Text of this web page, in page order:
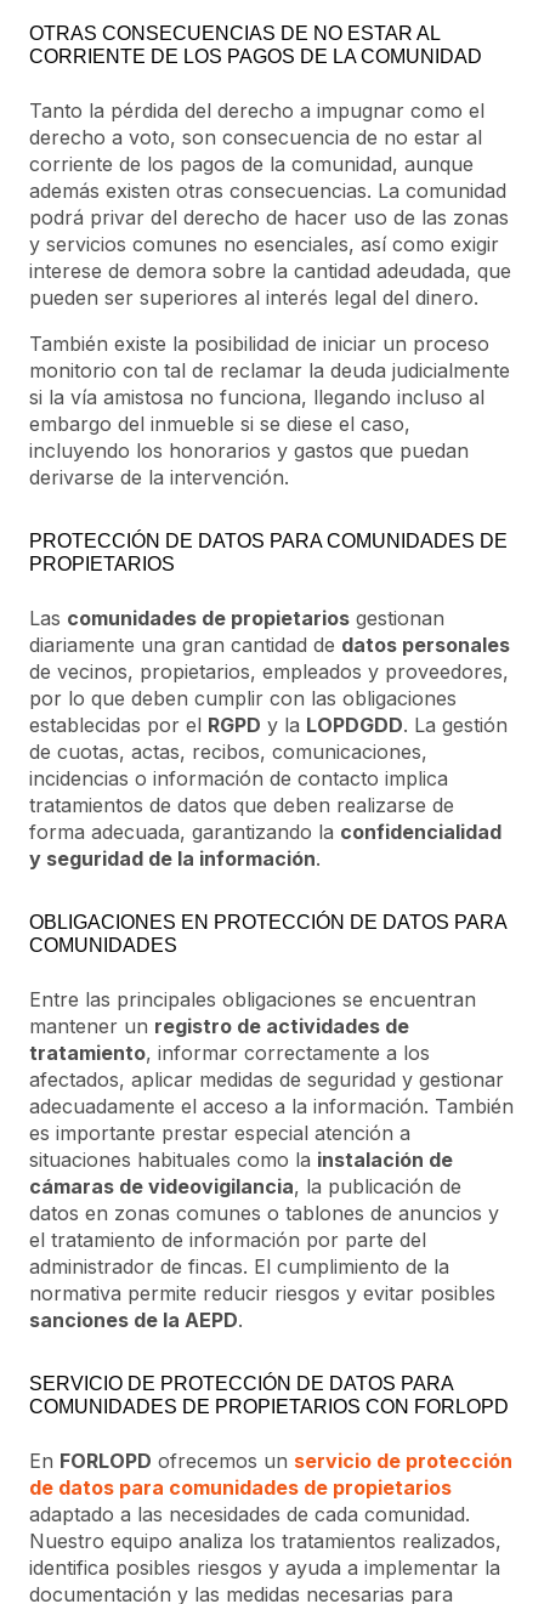
OTRAS CONSECUENCIAS DE NO ESTAR AL
CORRIENTE DE LOS PAGOS DE LA COMUNIDAD
Tanto la pérdida del derecho a impugnar como el
derecho a voto, son consecuencia de no estar al
corriente de los pagos de la comunidad, aunque
además existen otras consecuencias. La comunidad
podrá privar del derecho de hacer uso de las zonas
y servicios comunes no esenciales, así como exigir
interese de demora sobre la cantidad adeudada, que
pueden ser superiores al interés legal del dinero.
También existe la posibilidad de iniciar un proceso
monitorio con tal de reclamar la deuda judicialmente
si la vía amistosa no funciona, llegando incluso al
embargo del inmueble si se diese el caso,
incluyendo los honorarios y gastos que puedan
derivarse de la intervención.
PROTECCIÓN DE DATOS PARA COMUNIDADES DE
PROPIETARIOS
Las comunidades de propietarios gestionan
diariamente una gran cantidad de datos personales
de vecinos, propietarios, empleados y proveedores,
por lo que deben cumplir con las obligaciones
establecidas por el RGPD y la LOPDGDD. La gestión
de cuotas, actas, recibos, comunicaciones,
incidencias o información de contacto implica
tratamientos de datos que deben realizarse de
forma adecuada, garantizando la confidencialidad
y seguridad de la información.
OBLIGACIONES EN PROTECCIÓN DE DATOS PARA
COMUNIDADES
Entre las principales obligaciones se encuentran
mantener un registro de actividades de
tratamiento, informar correctamente a los
afectados, aplicar medidas de seguridad y gestionar
adecuadamente el acceso a la información. También
es importante prestar especial atención a
situaciones habituales como la instalación de
cámaras de videovigilancia, la publicación de
datos en zonas comunes o tablones de anuncios y
el tratamiento de información por parte del
administrador de fincas. El cumplimiento de la
normativa permite reducir riesgos y evitar posibles
sanciones de la AEPD.
SERVICIO DE PROTECCIÓN DE DATOS PARA
COMUNIDADES DE PROPIETARIOS CON FORLOPD
En FORLOPD ofrecemos un servicio de protección
de datos para comunidades de propietarios
adaptado a las necesidades de cada comunidad.
Nuestro equipo analiza los tratamientos realizados,
identifica posibles riesgos y ayuda a implementar la
documentación y las medidas necesarias para